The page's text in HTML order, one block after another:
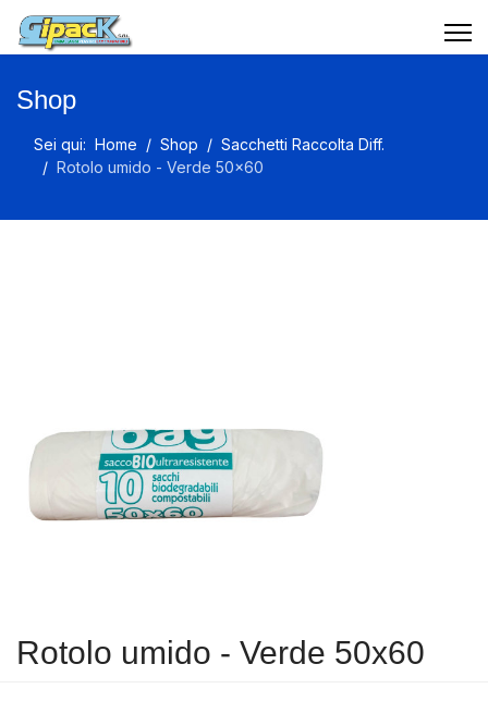
Shop
Sei qui: Home Shop
Sacchetti Raccolta Diff.
Rotolo umido - Verde 50x60
Rotolo umido - Verde 50x60